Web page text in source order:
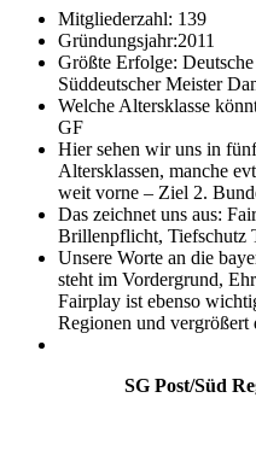
Mitgliederzahl: 139
Gründungsjahr:2011
Größte Erfolge:
Süddeutscher Meister
Welche Altersklasse
GF
Hier sehen wir uns in
Altersklassen, manche
weit vorne – Ziel 2.
Das zeichnet uns aus:
Brillenpflicht, Tiefschutz
Unsere Worte an die
steht im Vordergrund,
Fairplay ist ebenso
Regionen und vergrößert
SG Post/Süd